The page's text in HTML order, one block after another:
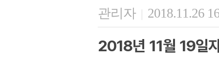
관리자 | 2018.11.26
2018년 11월 19일